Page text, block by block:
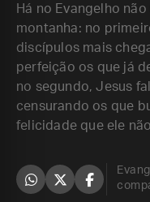
Há no Evangelho
montanha: no
discípulos mais
perfeição os que já
no segundo, Jesus
censurando os que
felicidade que ele